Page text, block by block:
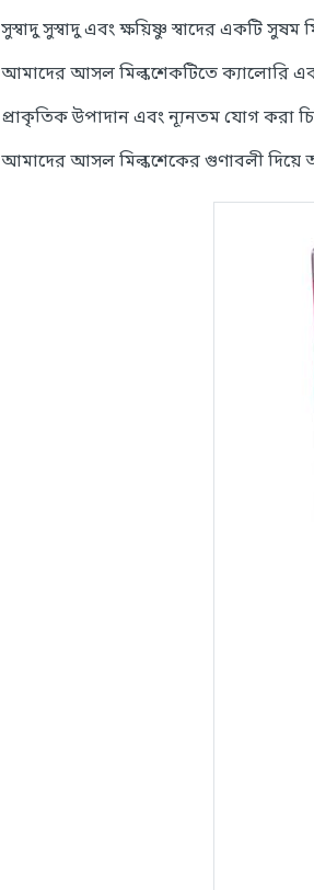
সুস্বাদু সুস্বাদু এবং ক্ষয়িষ্ণু স্বাদের একটি
আমাদের আসল মিল্কশেকটিতে ক্যালোরি
প্রাকৃতিক উপাদান এবং ন্যূনতম যোগ করা
আমাদের আসল মিল্কশেকের গুণাবলী দিয়ে